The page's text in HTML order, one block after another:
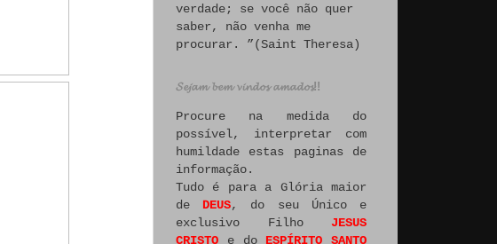
verdade; se você não quer
saber, não venha me
procurar. ”(Saint Theresa)
𝓢𝓮𝓳𝓪𝓶 𝓫𝓮𝓶 𝓿𝓲𝓷𝓭𝓸𝓼 𝓪𝓶𝓪𝓭𝓸𝓼!!
Procure na medida do
possível, interpretar com
humildade estas paginas de
informação.
Tudo é para a Glória maior
de DEUS, do seu Único e
exclusivo Filho JESUS
CRISTO e do ESPÍRITO SANTO